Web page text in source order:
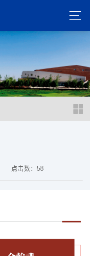
点击数：58